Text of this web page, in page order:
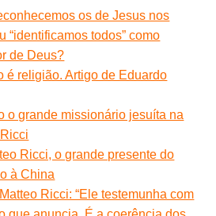
os de Jesus nos
“identificamos todos” como
de Deus?
é religião. Artigo de Eduardo
o grande missionário jesuíta na
Ricci, o grande presente do
à China
Ricci: “Ele testemunha com